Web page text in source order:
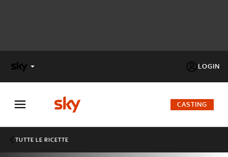
LOGIN
FACTOR
CASTING
TUTTE LE RICETTE